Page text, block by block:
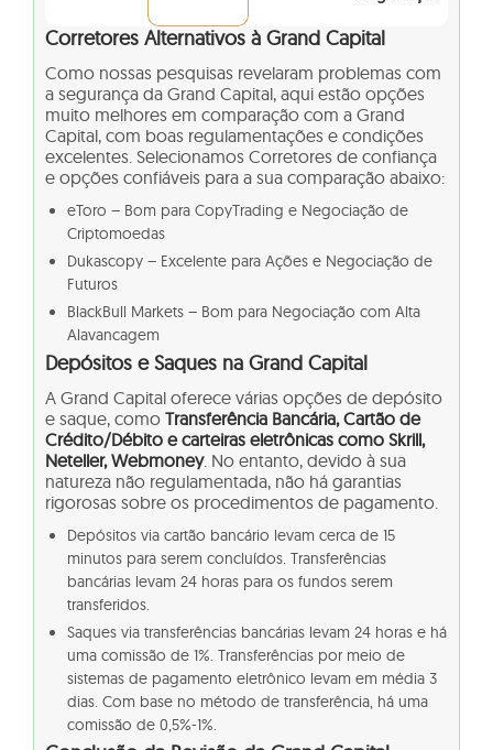
Corretores Alternativos à Grand Capital
Como nossas pesquisas revelaram problemas com
a segurança da Grand Capital, aqui estão opções
muito melhores em comparação com a Grand
Capital, com boas regulamentações e condições
excelentes. Selecionamos Corretores de confiança
e opções confiáveis para a sua comparação abaixo:
eToro – Bom para CopyTrading e Negociação de
Criptomoedas
Dukascopy – Excelente para Ações e Negociação de
Futuros
BlackBull Markets – Bom para Negociação com Alta
Alavancagem
Depósitos e Saques na Grand Capital
A Grand Capital oferece várias opções de depósito
e saque, como Transferência Bancária, Cartão de
Crédito/Débito e carteiras eletrônicas como Skrill,
Neteller, Webmoney. No entanto, devido à sua
natureza não regulamentada, não há garantias
rigorosas sobre os procedimentos de pagamento.
Depósitos via cartão bancário levam cerca de 15
minutos para serem concluídos. Transferências
bancárias levam 24 horas para os fundos serem
transferidos.
Saques via transferências bancárias levam 24 horas e há
uma comissão de 1%. Transferências por meio de
sistemas de pagamento eletrônico levam em média 3
dias. Com base no método de transferência, há uma
comissão de 0,5%-1%.